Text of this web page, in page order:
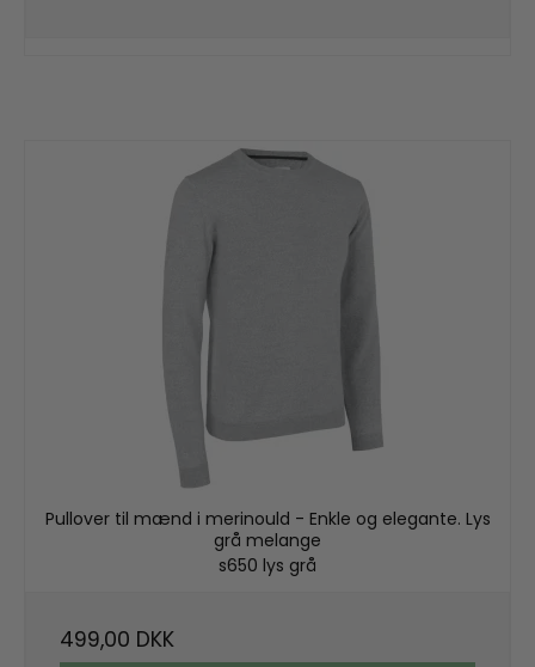
Pullover til mænd i merinould - Enkle og elegante. Lys
grå melange
s650 lys grå
499,00 DKK